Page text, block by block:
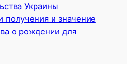
Украины
получения и значение
о рождении для